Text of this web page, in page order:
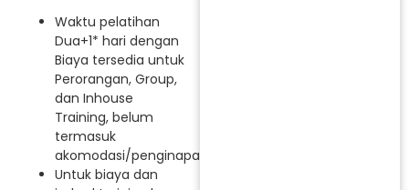
Waktu pelatihan
Dua+1* hari dengan
Biaya tersedia untuk
Perorangan, Group,
dan Inhouse
Training, belum
termasuk
akomodasi/penginapan.
Untuk biaya dan